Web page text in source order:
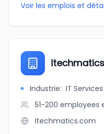
Voir les emplois et
Itechmatics
Industrie: IT
51-200 employees
Itechmatics.com